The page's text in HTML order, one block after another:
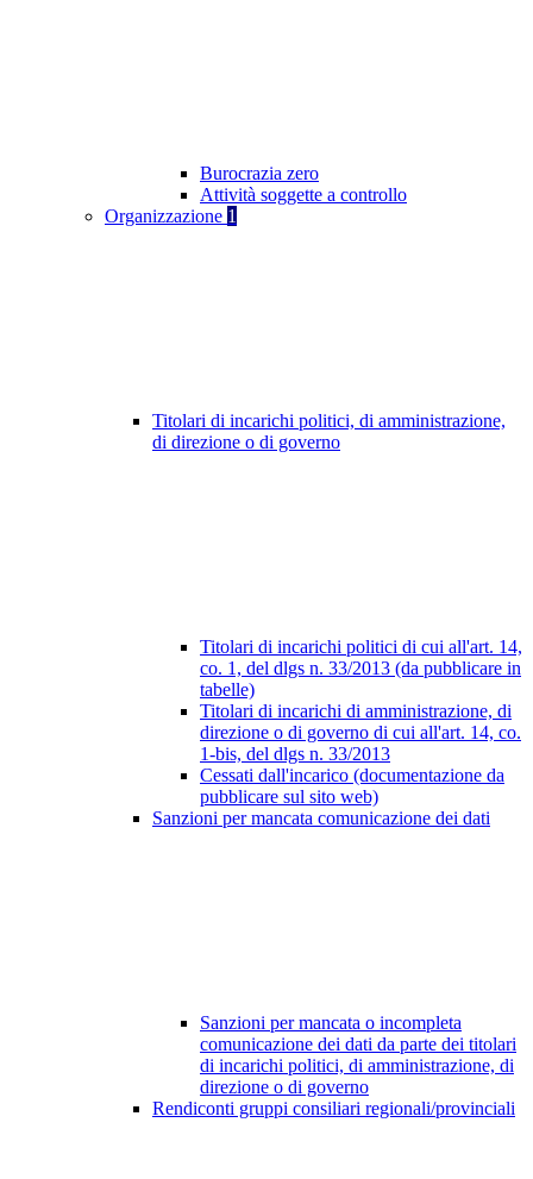
Burocrazia zero
Attività soggette a controllo
Organizzazione 1
Titolari di incarichi politici, di amministrazione,
di direzione o di governo
Titolari di incarichi politici di cui all'art. 14,
co. 1, del dlgs n. 33/2013 (da pubblicare in
tabelle)
Titolari di incarichi di amministrazione, di
direzione o di governo di cui all'art. 14, co.
1-bis, del dlgs n. 33/2013
Cessati dall'incarico (documentazione da
pubblicare sul sito web)
Sanzioni per mancata comunicazione dei dati
Sanzioni per mancata o incompleta
comunicazione dei dati da parte dei titolari
di incarichi politici, di amministrazione, di
direzione o di governo
Rendiconti gruppi consiliari regionali/provinciali